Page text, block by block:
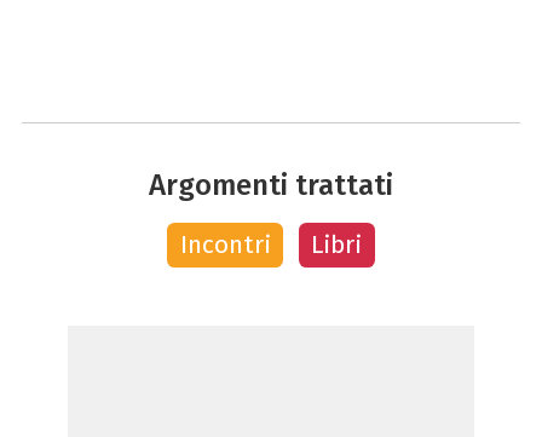
Argomenti trattati
Incontri Libri